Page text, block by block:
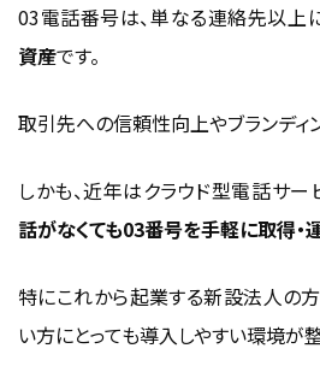
03電話番号は、単なる連絡先以上
資産です。
取引先への信頼性向上やブランディ
しかも、近年はクラウド型電話サ
話がなくても03番号を手軽に取得・
特にこれから起業する新設法人の
い方にとっても導入しやすい環境が整